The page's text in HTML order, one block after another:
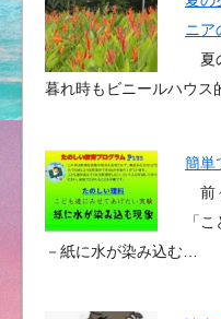
ニア
夏
暮れ時もビニールハウス
簡単
前
「
－紙に水が染み込む…